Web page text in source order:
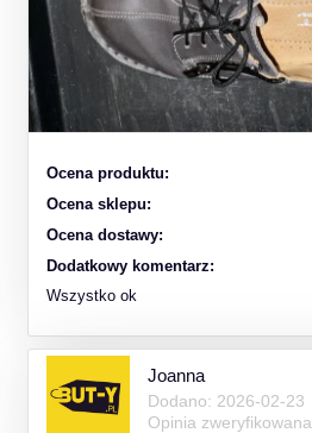
Ocena produktu:
Ocena sklepu:
Ocena dostawy:
Dodatkowy komentarz:
Wszystko ok
Joanna
Dodano: 2026-02-23
Opinia zweryfikowana